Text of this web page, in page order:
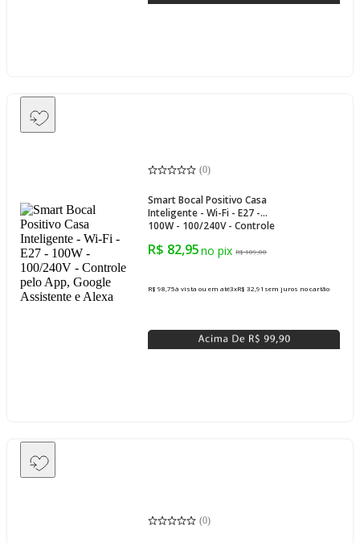
(0)
Smart Bocal Positivo Casa
Inteligente - Wi-Fi - E27 -
100W - 100/240V - Controle
Assistente e Alexa
R$ 82,95 R$ 109,00
R$ 98,75à vista ou em até3xR$ 32,91 sem juros no cartão
(0)